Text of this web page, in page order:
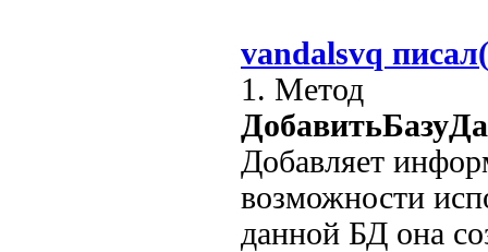
vandalsvq
1. Метод
Добавляет
возможности
данной БД она